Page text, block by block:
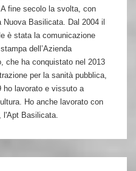
fine secolo la svolta, con
Nuova Basilicata. Dal 2004 il
è stata la comunicazione
dell’Azienda
che ha conquistato nel 2013
per la sanità pubblica,
ho lavorato e vissuto a
Ho anche lavorato con
l'Apt Basilicata.